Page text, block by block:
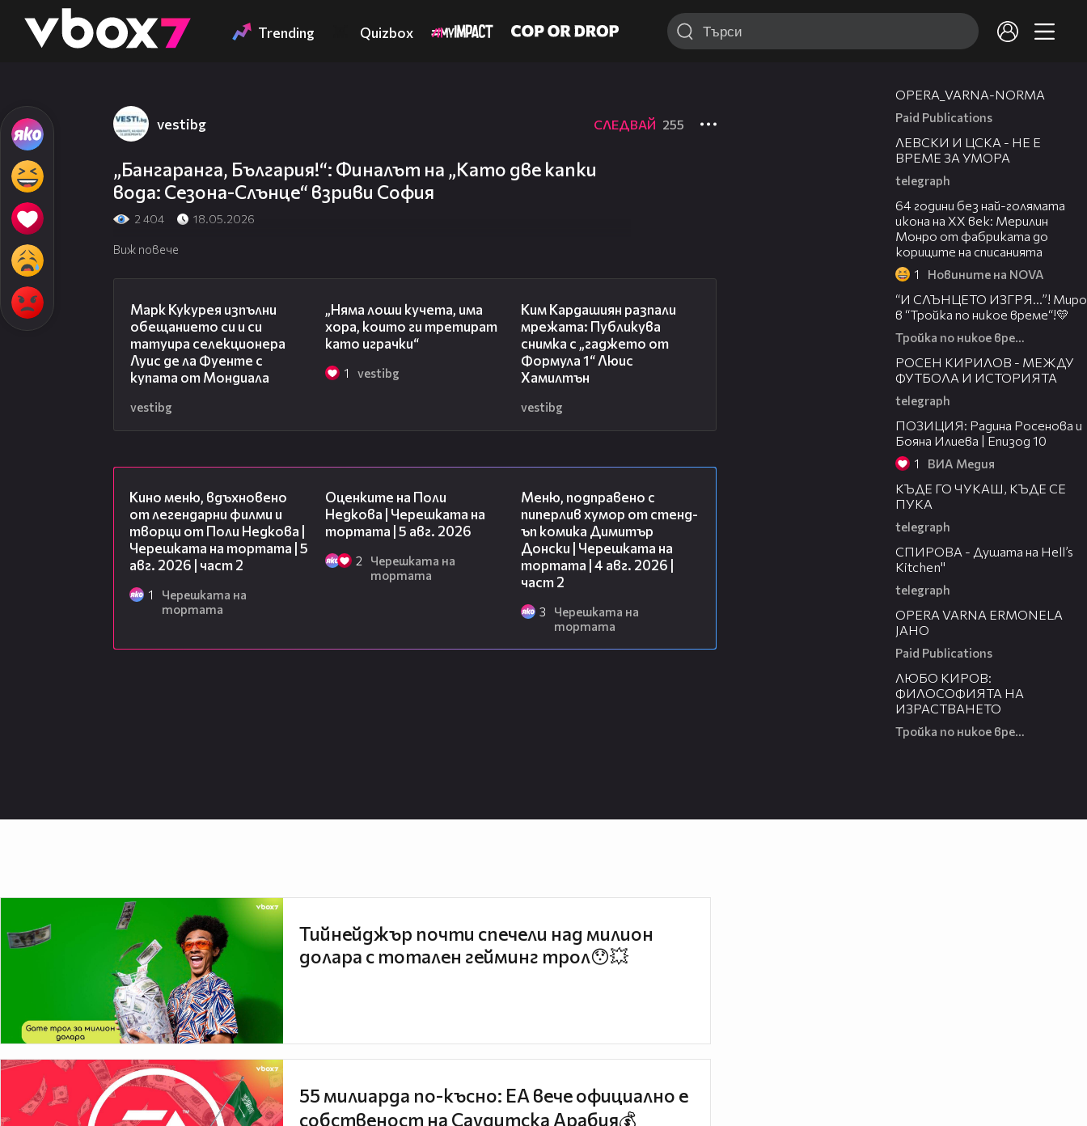
👾 Trending Quizbox
vestibg СЛЕДВАЙ 255
„Бангаранга, България!“: Финалът на „Като две капки
вода: Сезона-Слънце“ взриви София
2 404 18.05.2026
Виж повече
Марк Кукурея изпълни
обещанието си и си
татуира селекционера
Луис де ла Фуенте с
купата от Мондиала
vestibg
„Няма лоши кучета, има
хора, които ги третират
като играчки“
1 vestibg
Ким Кардашиян разпали
мрежата: Публикува
снимка с „гаджето от
Формула 1“ Люис
Хамилтън
vestibg
Кино меню, вдъхновено
от легендарни филми и
творци от Поли Недкова |
Черешката на тортата | 5
авг. 2026 | част 2
1
Черешката на
тортата
Оценките на Поли
Недкова | Черешката на
тортата | 5 авг. 2026
2
Черешката на
тортата
Меню, подправено с
пиперлив хумор от стенд-
ъп комика Димитър
Донски | Черешката на
тортата | 4 авг. 2026 |
част 2
3
Черешката на
тортата
OPERA_VARNA-NORMA
Paid Publications
ЛЕВСКИ И ЦСКА - НЕ Е
ВРЕМЕ ЗА УМОРА
telegraph
64 години без най-голямата
икона на XX век: Мерилин
Монро от фабриката до
кориците на списанията
1 Новините на NOVA
“И СЛЪНЦЕТО ИЗГРЯ…”! Миро
в “Тройка по никое време“!💛
Тройка по никое време
РОСЕН КИРИЛОВ - МЕЖДУ
ФУТБОЛА И ИСТОРИЯТА
telegraph
ПОЗИЦИЯ: Радина Росенова и
Бояна Илиева | Епизод 10
1 ВИА Медия
КЪДЕ ГО ЧУКАШ, КЪДЕ СЕ
ПУКА
telegraph
СПИРОВА - Душата на Hell’s
Kitchen"
telegraph
OPERA VARNA ERMONELA
JAHO
Paid Publications
ЛЮБО КИРОВ:
ФИЛОСОФИЯТА НА
ИЗРАСТВАНЕТО
Тройка по никое време
Тийнейджър почти спечели над милион
долара с тотален гейминг трол😯💥
55 милиарда по-късно: EA вече официално е
собственост на Саудитска Арабия💰